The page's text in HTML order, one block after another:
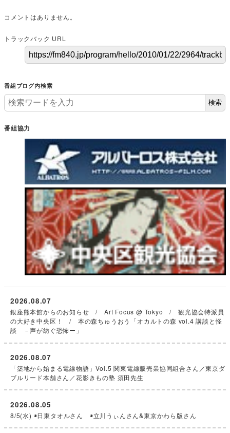
コメントはありません。
トラックバック URL
番組ブログ内検索
検索
番組協力
銀座熊本館からのお知らせ / Art Focus @ Tokyo / 観光協会特派員
の大好き中央区！ / 本の森ちゅうおう「オカルトの森 vol.4 講談と怪
談 －声が紡ぐ恐怖ー」
2026.08.07
「築地から始まる電線物語」Vol.5 関東電線販売業協同組合さん／東京ダ
ブルリード本舗さん／花影きもの塾 須田先生
2026.08.07
8/5(水) ◉日東タオルさん ◉立川うぃんさん&東京かわら版さん
2026.08.05